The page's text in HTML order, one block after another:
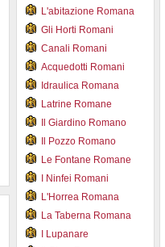
L'abitazione Romana
Gli Horti Romani
Canali Romani
Acquedotti Romani
Idraulica Romana
Latrine Romane
Il Giardino Romano
Il Pozzo Romano
Le Fontane Romane
I Ninfei Romani
L'Horrea Romana
La Taberna Romana
I Lupanare